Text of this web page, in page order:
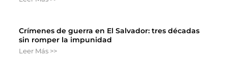
Crímenes de guerra en El Salvador: tres décadas
sin romper la impunidad
Leer Más >>